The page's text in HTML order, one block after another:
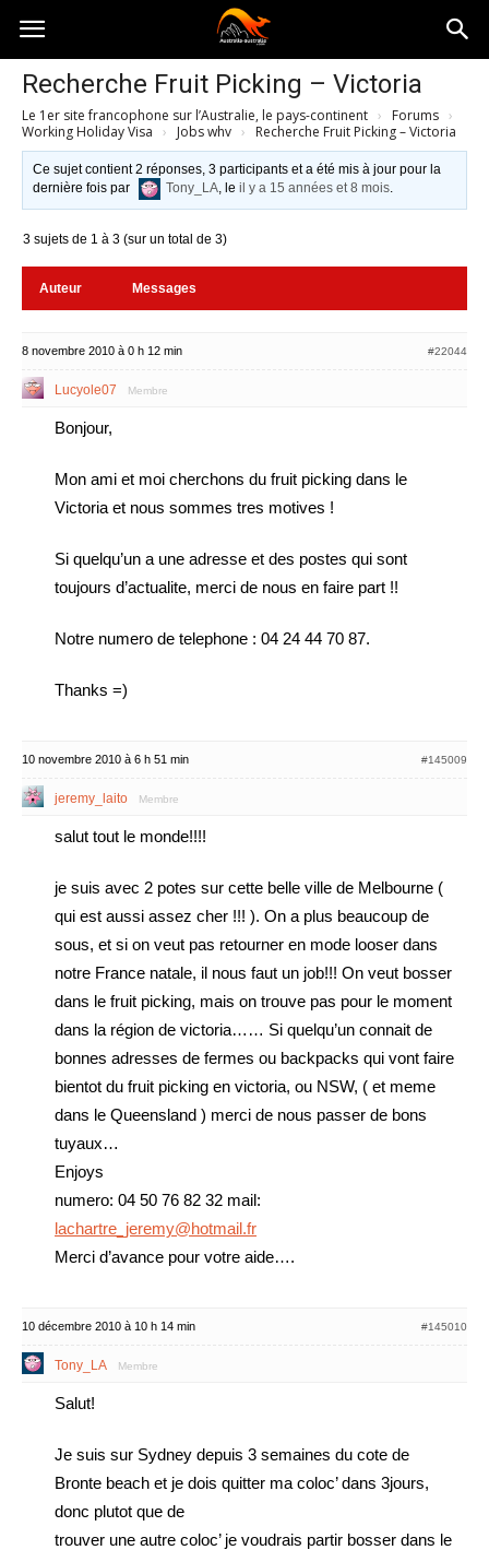
Australia-
australie.com
Recherche Fruit Picking – Victoria
Le 1er site francophone sur l’Australie, le pays-continent › Forums ›
Working Holiday Visa › Jobs whv › Recherche Fruit Picking – Victoria
Ce sujet contient 2 réponses, 3 participants et a été mis à jour pour la
dernière fois par
Tony_LA, leil y a 15 années et 8 mois.
3 sujets de 1 à 3 (sur un total de 3)
Auteur Messages
8 novembre 2010 à 0 h 12 min #22044
Lucyole07 Membre
Bonjour,
Mon ami et moi cherchons du fruit picking dans le
Victoria et nous sommes tres motives !
Si quelqu’un a une adresse et des postes qui sont
toujours d’actualite, merci de nous en faire part !!
Notre numero de telephone : 04 24 44 70 87.
Thanks =)
10 novembre 2010 à 6 h 51 min #145009
jeremy_laito Membre
salut tout le monde!!!!
je suis avec 2 potes sur cette belle ville de Melbourne (
qui est aussi assez cher !!! ). On a plus beaucoup de
sous, et si on veut pas retourner en mode looser dans
notre France natale, il nous faut un job!!! On veut bosser
dans le fruit picking, mais on trouve pas pour le moment
dans la région de victoria…… Si quelqu’un connait de
bonnes adresses de fermes ou backpacks qui vont faire
bientot du fruit picking en victoria, ou NSW, ( et meme
dans le Queensland ) merci de nous passer de bons
tuyaux…
Enjoys
numero: 04 50 76 82 32 mail:
lachartre_jeremy@hotmail.fr
Merci d’avance pour votre aide….
10 décembre 2010 à 10 h 14 min #145010
Tony_LA Membre
Salut!
Je suis sur Sydney depuis 3 semaines du cote de
Bronte beach et je dois quitter ma coloc’ dans 3jours,
donc plutot que de
trouver une autre coloc’ je voudrais partir bosser dans le